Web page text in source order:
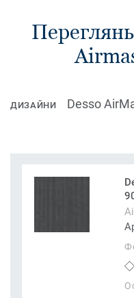
ДИЗАЙНИ Desso